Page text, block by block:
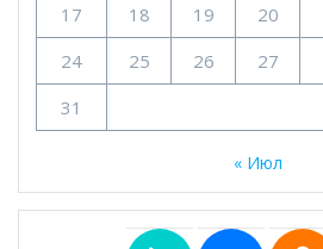
17
18 19 20
24
25 26 27
31
« Июл